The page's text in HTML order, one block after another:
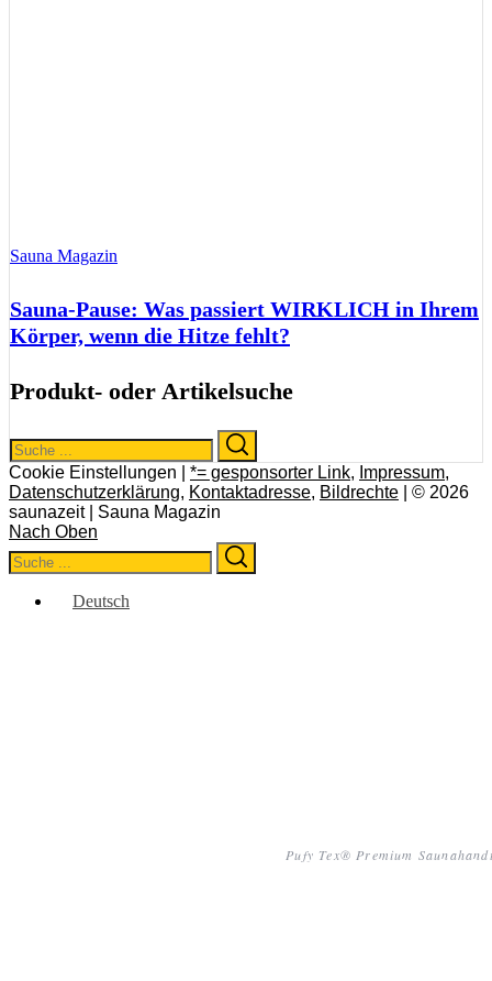
Pufy Tex® Premium
Sauna Magazin
Sauna-Pause: Was passiert WIRKLICH in Ihrem
Körper, wenn die Hitze fehlt?
Produkt- oder Artikelsuche
Search
for:
Cookie Einstellungen | *= gesponsorter Link, Impressum,
Datenschutzerklärung, Kontaktadresse, Bildrechte | © 2026
saunazeit | Sauna Magazin
Nach Oben
Search
for:
Deutsch